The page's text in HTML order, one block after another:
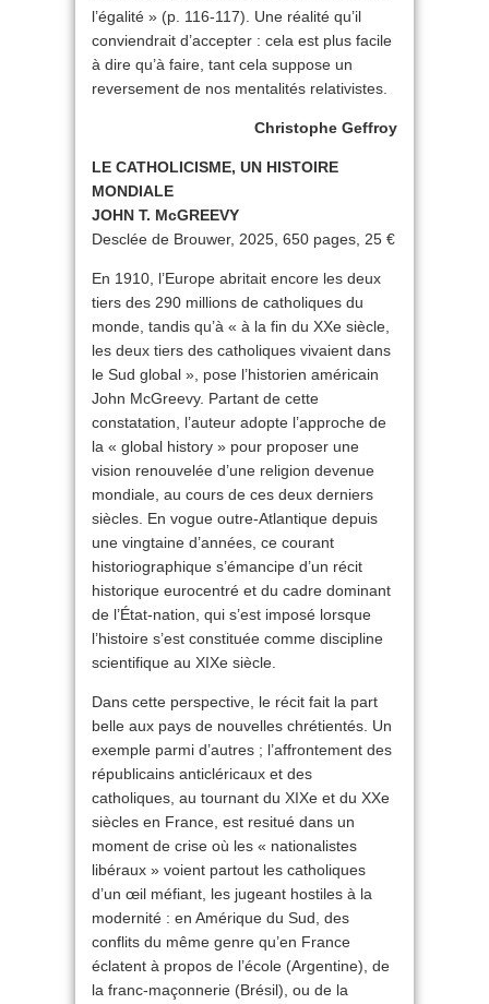
l’égalité » (p. 116-117). Une réalité qu’il
conviendrait d’accepter : cela est plus facile
à dire qu’à faire, tant cela suppose un
reversement de nos mentalités relativistes.
Christophe Geffroy
LE CATHOLICISME, UN HISTOIRE
MONDIALE
JOHN T. McGREEVY
Desclée de Brouwer, 2025, 650 pages, 25 €
En 1910, l’Europe abritait encore les deux
tiers des 290 millions de catholiques du
monde, tandis qu’à « à la fin du XXe siècle,
les deux tiers des catholiques vivaient dans
le Sud global », pose l’historien américain
John McGreevy. Partant de cette
constatation, l’auteur adopte l’approche de
la « global history » pour proposer une
vision renouvelée d’une religion devenue
mondiale, au cours de ces deux derniers
siècles. En vogue outre-Atlantique depuis
une vingtaine d’années, ce courant
historiographique s’émancipe d’un récit
historique eurocentré et du cadre dominant
de l’État-nation, qui s’est imposé lorsque
l’histoire s’est constituée comme discipline
scientifique au XIXe siècle.
Dans cette perspective, le récit fait la part
belle aux pays de nouvelles chrétientés. Un
exemple parmi d’autres ; l’affrontement des
républicains anticléricaux et des
catholiques, au tournant du XIXe et du XXe
siècles en France, est resitué dans un
moment de crise où les « nationalistes
libéraux » voient partout les catholiques
d’un œil méfiant, les jugeant hostiles à la
modernité : en Amérique du Sud, des
conflits du même genre qu’en France
éclatent à propos de l’école (Argentine), de
la franc-maçonnerie (Brésil), ou de la